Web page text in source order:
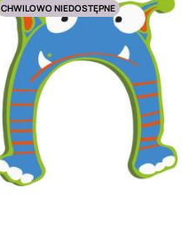
CHWILOWO NIEDOSTĘPNE